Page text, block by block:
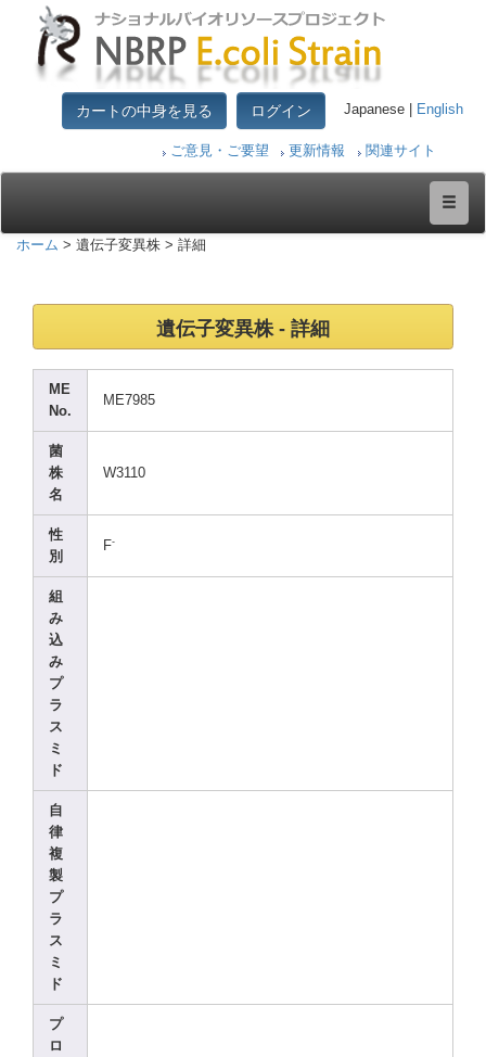
カートの中身を見る ログイン Japanese | English
ご意見・ご要望 更新情報 関連サイト
ホーム > 遺伝子変異株 > 詳細
遺伝子変異株 - 詳細
ME
No.
ME7985
菌
株
名
W3110
性
別
F-
組
み
込
み
プ
ラ
ス
ミ
ド
自
律
複
製
プ
ラ
ス
ミ
ド
プ
ロ